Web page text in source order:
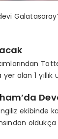
alan 1
ekibinde